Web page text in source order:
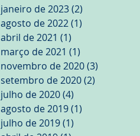
janeiro de 2023(2)
agosto de 2022(1)
abril de 2021 (1)
março de 2021 (1)
novembro de 2020(3)
setembro de 2020(2)
julho de 2020(4)
agosto de 2019(1)
julho de 2019(1)